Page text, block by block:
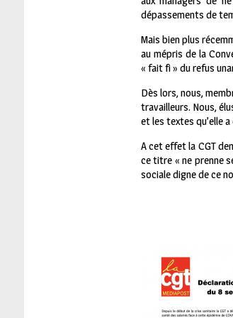
dépassements de
Mais bien plus
au mépris de la
« fait fi » du refus
Dès lors, nous,
travailleurs. Nous,
et les textes qu’elle
A cet effet la CGT
ce titre « ne prenne
sociale digne de ce